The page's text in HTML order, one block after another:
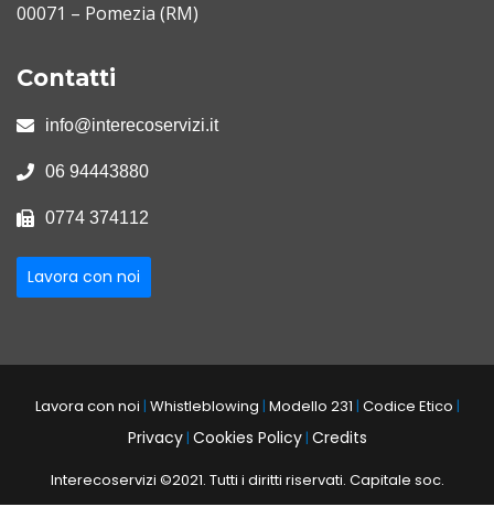
00071 – Pomezia (RM)
Contatti
info@interecoservizi.it
06 94443880
0774 374112
Lavora con noi
Lavora con noi | Whistleblowing | Modello 231 | Codice Etico |
Privacy| Cookies Policy| Credits
Interecoservizi ©2021. Tutti i diritti riservati. Capitale soc.